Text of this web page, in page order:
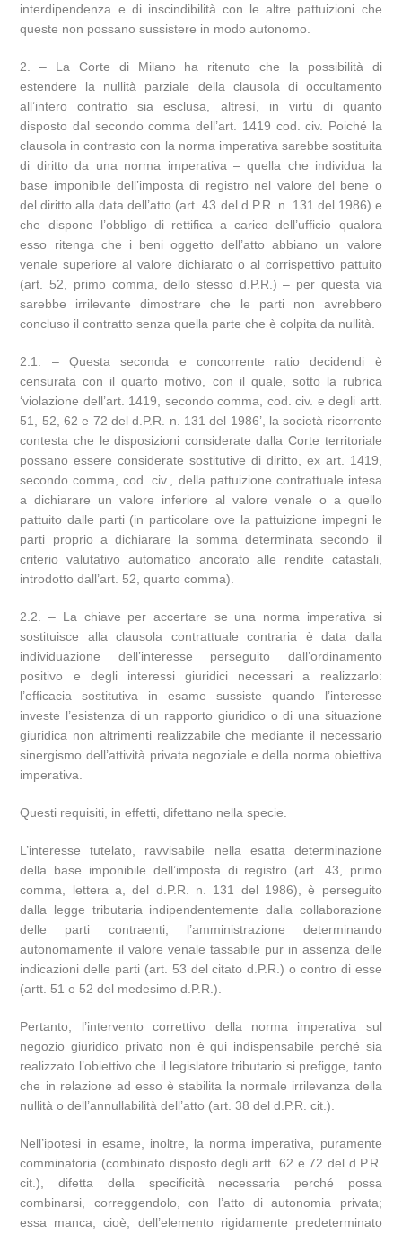
interdipendenza e di inscindibilità con le altre pattuizioni che
queste non possano sussistere in modo autonomo.
2. – La Corte di Milano ha ritenuto che la possibilità di
estendere la nullità parziale della clausola di occultamento
all’intero contratto sia esclusa, altresì, in virtù di quanto
disposto dal secondo comma dell’art. 1419 cod. civ. Poiché la
clausola in contrasto con la norma imperativa sarebbe sostituita
di diritto da una norma imperativa – quella che individua la
base imponibile dell’imposta di registro nel valore del bene o
del diritto alla data dell’atto (art. 43 del d.P.R. n. 131 del 1986) e
che dispone l’obbligo di rettifica a carico dell’ufficio qualora
esso ritenga che i beni oggetto dell’atto abbiano un valore
venale superiore al valore dichiarato o al corrispettivo pattuito
(art. 52, primo comma, dello stesso d.P.R.) – per questa via
sarebbe irrilevante dimostrare che le parti non avrebbero
concluso il contratto senza quella parte che è colpita da nullità.
2.1. – Questa seconda e concorrente ratio decidendi è
censurata con il quarto motivo, con il quale, sotto la rubrica
‘violazione dell’art. 1419, secondo comma, cod. civ. e degli artt.
51, 52, 62 e 72 del d.P.R. n. 131 del 1986’, la società ricorrente
contesta che le disposizioni considerate dalla Corte territoriale
possano essere considerate sostitutive di diritto, ex art. 1419,
secondo comma, cod. civ., della pattuizione contrattuale intesa
a dichiarare un valore inferiore al valore venale o a quello
pattuito dalle parti (in particolare ove la pattuizione impegni le
parti proprio a dichiarare la somma determinata secondo il
criterio valutativo automatico ancorato alle rendite catastali,
introdotto dall’art. 52, quarto comma).
2.2. – La chiave per accertare se una norma imperativa si
sostituisce alla clausola contrattuale contraria è data dalla
individuazione dell’interesse perseguito dall’ordinamento
positivo e degli interessi giuridici necessari a realizzarlo:
l’efficacia sostitutiva in esame sussiste quando l’interesse
investe l’esistenza di un rapporto giuridico o di una situazione
giuridica non altrimenti realizzabile che mediante il necessario
sinergismo dell’attività privata negoziale e della norma obiettiva
imperativa.
Questi requisiti, in effetti, difettano nella specie.
L’interesse tutelato, ravvisabile nella esatta determinazione
della base imponibile dell’imposta di registro (art. 43, primo
comma, lettera a, del d.P.R. n. 131 del 1986), è perseguito
dalla legge tributaria indipendentemente dalla collaborazione
delle parti contraenti, l’amministrazione determinando
autonomamente il valore venale tassabile pur in assenza delle
indicazioni delle parti (art. 53 del citato d.P.R.) o contro di esse
(artt. 51 e 52 del medesimo d.P.R.).
Pertanto, l’intervento correttivo della norma imperativa sul
negozio giuridico privato non è qui indispensabile perché sia
realizzato l’obiettivo che il legislatore tributario si prefigge, tanto
che in relazione ad esso è stabilita la normale irrilevanza della
nullità o dell’annullabilità dell’atto (art. 38 del d.P.R. cit.).
Nell’ipotesi in esame, inoltre, la norma imperativa, puramente
comminatoria (combinato disposto degli artt. 62 e 72 del d.P.R.
cit.), difetta della specificità necessaria perché possa
combinarsi, correggendolo, con l’atto di autonomia privata;
essa manca, cioè, dell’elemento rigidamente predeterminato